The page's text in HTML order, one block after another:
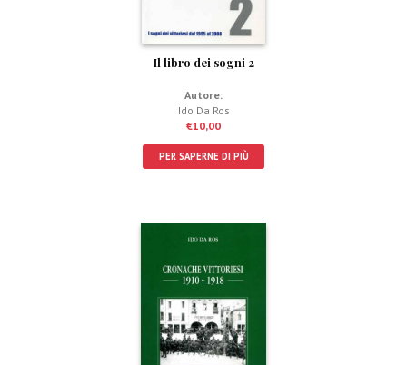
Il libro dei sogni 2
Autore:
Ido Da Ros
€10,00
PER SAPERNE DI PIÙ